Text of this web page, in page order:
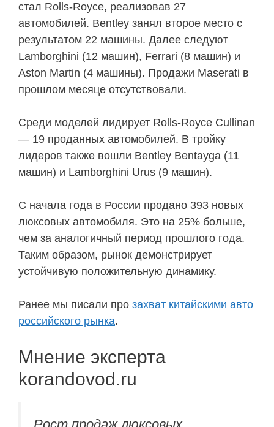
стал Rolls-Royce, реализовав 27
автомобилей. Bentley занял второе место с
результатом 22 машины. Далее следуют
Lamborghini (12 машин), Ferrari (8 машин) и
Aston Martin (4 машины). Продажи Maserati в
прошлом месяце отсутствовали.
Среди моделей лидирует Rolls-Royce Cullinan
— 19 проданных автомобилей. В тройку
лидеров также вошли Bentley Bentayga (11
машин) и Lamborghini Urus (9 машин).
С начала года в России продано 393 новых
люксовых автомобиля. Это на 25% больше,
чем за аналогичный период прошлого года.
Таким образом, рынок демонстрирует
устойчивую положительную динамику.
Ранее мы писали про захват китайскими авто
российского рынка.
Мнение эксперта
korandovod.ru